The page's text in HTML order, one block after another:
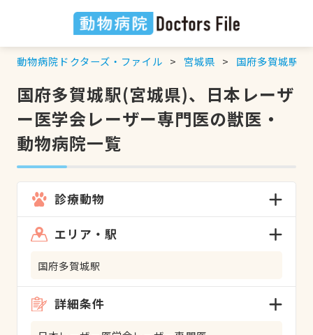
動物病院ドクターズ・ファイル 宮城県 国府多賀城駅
国府多賀城駅(宮城県)、日本レーザ
ー医学会レーザー専門医の獣医・
動物病院一覧
診療動物
エリア・駅
国府多賀城駅
詳細条件